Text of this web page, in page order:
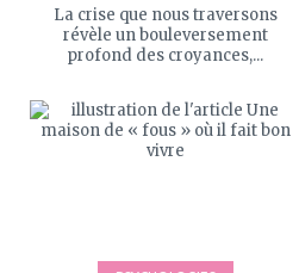
La crise que nous traversons
révèle un bouleversement
profond des croyances,...
mes